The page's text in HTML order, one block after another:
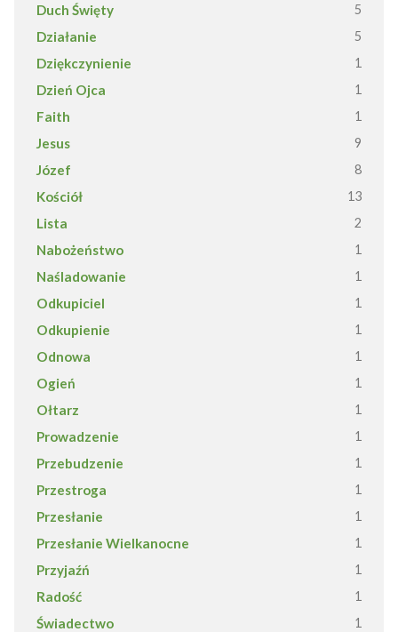
Duch Święty 5
Działanie 5
Dziękczynienie 1
Dzień Ojca 1
Faith 1
Jesus 9
Józef 8
Kościół 13
Lista 2
Nabożeństwo 1
Naśladowanie 1
Odkupiciel 1
Odkupienie 1
Odnowa 1
Ogień 1
Ołtarz 1
Prowadzenie 1
Przebudzenie 1
Przestroga 1
Przesłanie 1
Przesłanie Wielkanocne 1
Przyjaźń 1
Radość 1
Świadectwo 1